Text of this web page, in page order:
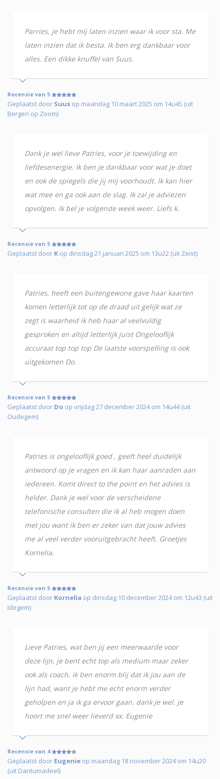
Parries, je hebt mij laten inzien waar ik voor sta. Me
laten inzien dat ik besta. Ik ben erg dankbaar voor
alles. Een dikke knuffel van Suus.
Recensie van 5
Geplaatst door Suus op maandag 10 maart 2025 om 14u45 (uit
Bergen op Zoom)
Dank je wel lieve Patries, voor je toewijding en
liefdesenergie. Ik ben je dankbaar voor wat je doet
en ook de spiegels die jij mij voorhoudt. Ik kan hier
wat mee en ga ook aan de slag. Ik zal je adviezen
opvolgen. Ik bel je volgende week weer. Liefs k.
Recensie van 5
Geplaatst door K op dinsdag 21 januari 2025 om 13u22 (uit Zeist)
Patries, heeft een buitengewone gave haar kaarten
komen letterlijk tot op de draad uit gelijk wat ze
zegt is waarheid ik heb haar al veelvuldig
gesproken en altijd letterlijk juist Ongelooflijk
accuraat top top top De laatste voorspelling is ook
uitgekomen Do.
Recensie van 5
Geplaatst door Do op vrijdag 27 december 2024 om 14u44 (uit
Oudegem)
Patries is ongelooflijk goed , geeft heel duidelijk
antwoord op je vragen en ik kan haar aanraden aan
iedereen. Komt direct to the point en het advies is
helder. Dank je wel voor de verscheidene
telefonische consulten die ik al heb mogen doen
met jou want ik ben er zeker van dat jouw advies
me al veel verder vooruitgebracht heeft. Groetjes
Kornelia.
Recensie van 5
Geplaatst door Kornelia op dinsdag 10 december 2024 om 12u43 (uit
Idegem)
Lieve Patries, wat ben jij een meerwaarde voor
deze lijn, je bent echt top als medium maar zeker
ook als coach. ik ben enorm blij dat ik jou aan de
lijn had, want je hebt me echt enorm verder
geholpen en ja ik ga ervoor gaan. dank je wel. je
hoort me snel weer lieverd xx. Eugenie
Recensie van 4
Geplaatst door Eugenie op maandag 18 november 2024 om 14u20
(uit Dantumadeel)